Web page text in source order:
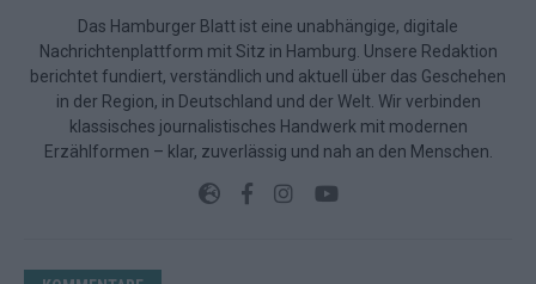
Das Hamburger Blatt ist eine unabhängige, digitale
Nachrichtenplattform mit Sitz in Hamburg. Unsere Redaktion
berichtet fundiert, verständlich und aktuell über das Geschehen
in der Region, in Deutschland und der Welt. Wir verbinden
klassisches journalistisches Handwerk mit modernen
Erzählformen – klar, zuverlässig und nah an den Menschen.